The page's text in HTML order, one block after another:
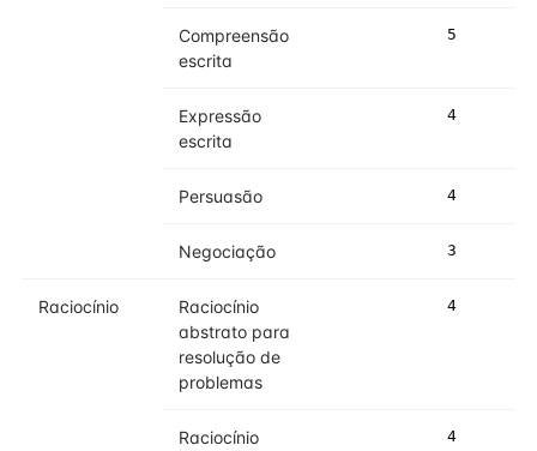
Compreensão
escrita
5
Expressão
escrita
4
Persuasão 4
Negociação 3
Raciocínio
Raciocínio
abstrato para
resolução de
problemas
4
Raciocínio
4